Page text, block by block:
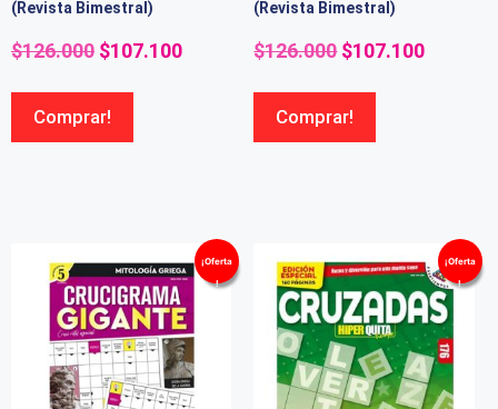
(Revista Bimestral)
$126.000 $107.100
Comprar!
(Revista Bimestral)
$126.000 $107.100
Comprar!
¡Oferta
!
¡Oferta
!